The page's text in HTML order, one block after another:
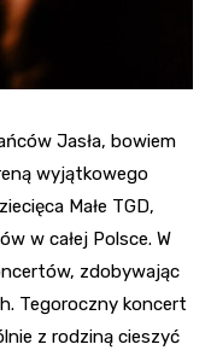
Jasła, bowiem
wyjątkowego
Małe TGD,
w całej Polsce. W
zdobywając
Tegoroczny koncert
z rodziną cieszyć